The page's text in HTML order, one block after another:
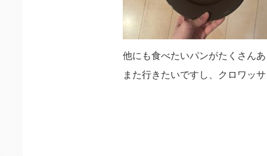
他にも食べたいパンがたくさん
また行きたいですし、クロワッ